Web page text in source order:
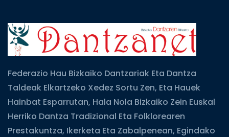
Federazio Hau Bizkaiko Dantzariak Eta Dantza
Taldeak Elkartzeko Xedez Sortu Zen, Eta Hauek
Hainbat Esparrutan, Hala Nola Bizkaiko Zein Euskal
Herriko Dantza Tradizional Eta Folklorearen
Prestakuntza, Ikerketa Eta Zabalpenean, Egindako